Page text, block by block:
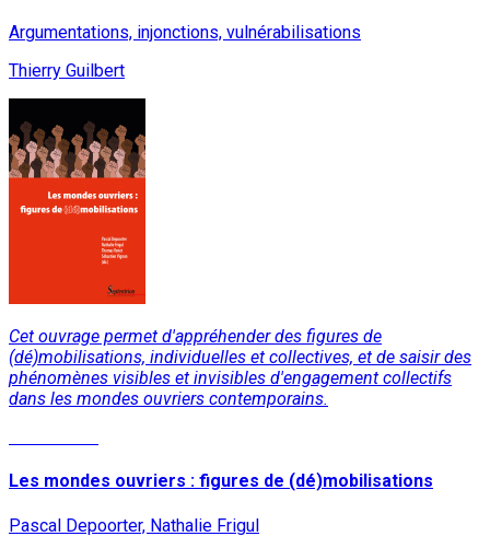
Argumentations, injonctions, vulnérabilisations
Thierry Guilbert
Cet ouvrage permet d'appréhender des figures de
(dé)mobilisations, individuelles et collectives, et de saisir des
phénomènes visibles et invisibles d'engagement collectifs
dans les mondes ouvriers contemporains.
Les mondes ouvriers : figures de (dé)mobilisations
Pascal Depoorter, Nathalie Frigul